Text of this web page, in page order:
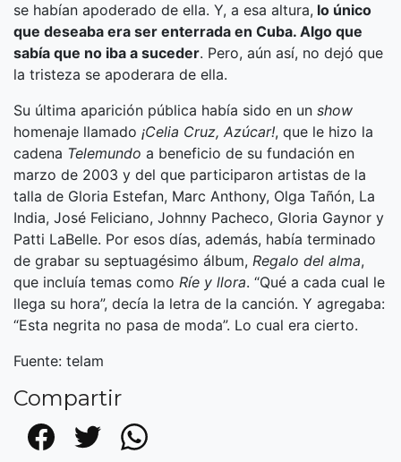
se habían apoderado de ella. Y, a esa altura, lo único
que deseaba era ser enterrada en Cuba. Algo que
sabía que no iba a suceder. Pero, aún así, no dejó que
la tristeza se apoderara de ella.
Su última aparición pública había sido en un show
homenaje llamado ¡Celia Cruz, Azúcar!, que le hizo la
cadena Telemundo a beneficio de su fundación en
marzo de 2003 y del que participaron artistas de la
talla de Gloria Estefan, Marc Anthony, Olga Tañón, La
India, José Feliciano, Johnny Pacheco, Gloria Gaynor y
Patti LaBelle. Por esos días, además, había terminado
de grabar su septuagésimo álbum, Regalo del alma,
que incluía temas como Ríe y llora. “Qué a cada cual le
llega su hora”, decía la letra de la canción. Y agregaba:
“Esta negrita no pasa de moda”. Lo cual era cierto.
Fuente: telam
Compartir
FacebookTwitterWhatsApp